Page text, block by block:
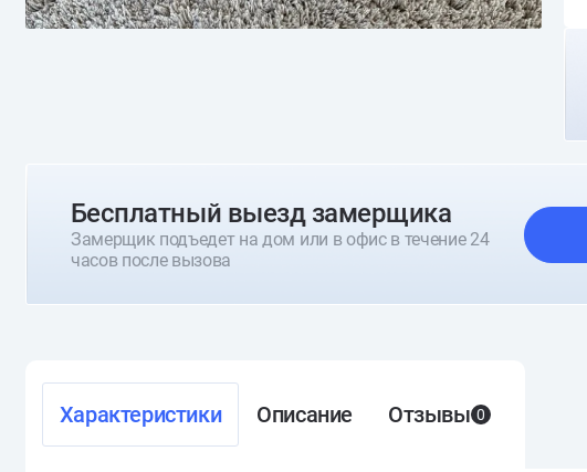
Бесплатный выезд замерщика
Замерщик подъедет на дом или в офис в течение 24
часов после вызова
Характеристики Описание Отзывы 0